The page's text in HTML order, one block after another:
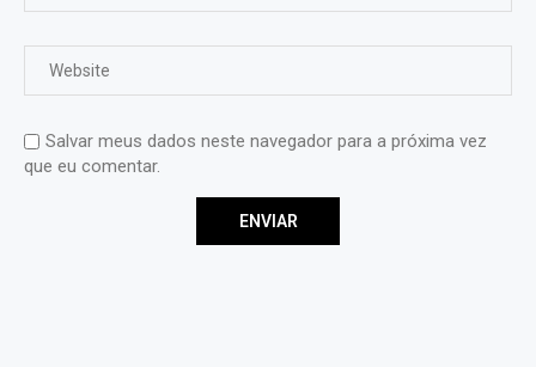
Salvar meus dados neste navegador para a próxima vez
que eu comentar.